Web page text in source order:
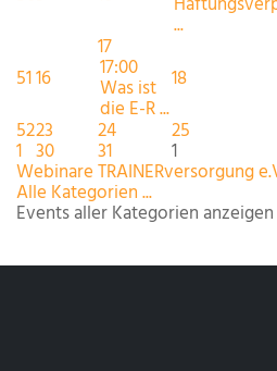
...
5116
17
17:00
Was ist
die E-R ...
18
5223 24 25
1 30 31 1
Webinare TRAINERversorgung
Alle Kategorien ...
Events aller Kategorien anzeigen